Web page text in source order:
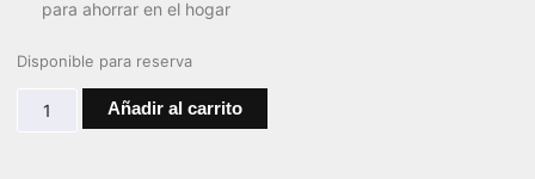
para ahorrar en el hogar
Disponible para reserva
Añadir al carrito